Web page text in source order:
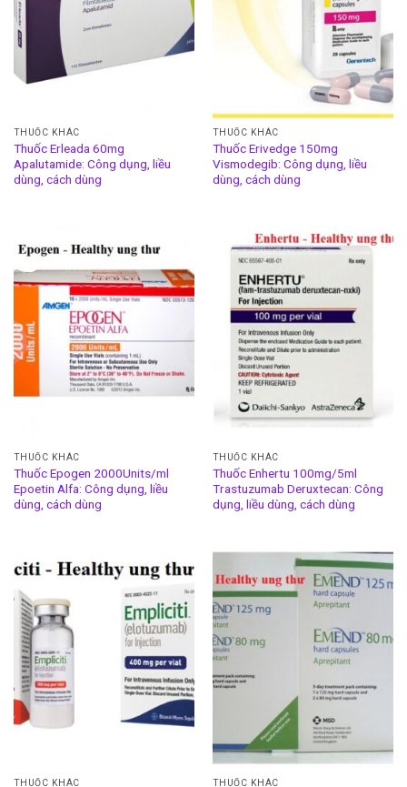
THUỐC KHÁC
Thuốc Erleada 60mg
Apalutamide: Công dụng, liều
dùng, cách dùng
THUỐC KHÁC
Thuốc Erivedge 150mg
Vismodegib: Công dụng, liều
dùng, cách dùng
THUỐC KHÁC
Thuốc Epogen 2000Units/ml
Epoetin Alfa: Công dụng, liều
dùng, cách dùng
THUỐC KHÁC
Thuốc Enhertu 100mg/5ml
Trastuzumab Deruxtecan: Công
dụng, liều dùng, cách dùng
THUỐC KHÁC THUỐC KHÁC